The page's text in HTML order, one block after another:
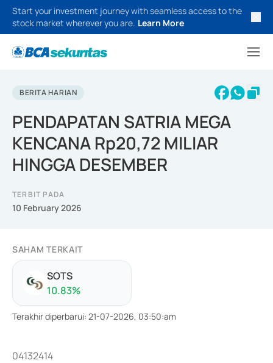
Start your investment journey with seamless access to the
stock market wherever you are. Learn More
BERITA HARIAN
PENDAPATAN SATRIA MEGA
KENCANA Rp20,72 MILIAR
HINGGA DESEMBER
TERBIT PADA
10 February 2026
SAHAM TERKAIT
SOTS
10.83%
Terakhir diperbarui: 21-07-2026, 03:50:am
04132414